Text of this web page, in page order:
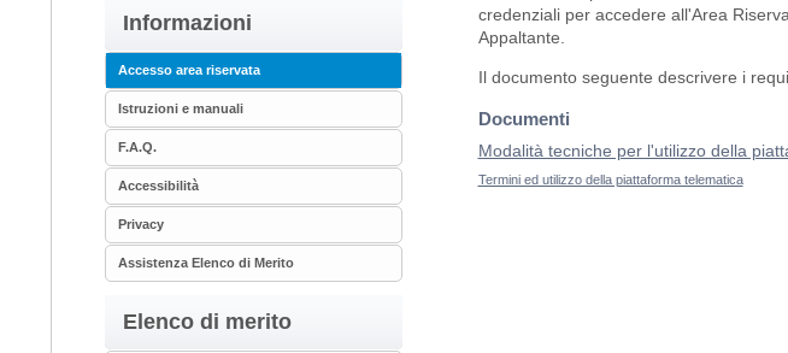
Informazioni
Accesso area riservata
Istruzioni e manuali
F.A.Q.
Accessibilità
Privacy
Assistenza Elenco di Merito
Elenco di merito
credenziali per accedere all'Area
Appaltante.
Il documento seguente descrivere i
Documenti
Modalità tecniche per l'utilizzo della
Termini ed utilizzo della piattaforma telematica